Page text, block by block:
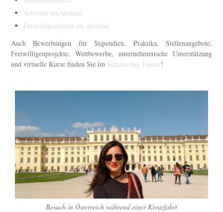
Arbeiten im Ausland
Freiwilligendienst im Ausland
Auch Bewerbungen für Stipendien, Praktika, Stellenangebote,
Freiwilligenprojekte, Wettbewerbe, unternehmerische Unterstützung
und virtuelle Kurse finden Sie im Scholarship Finder!
Besuch in Österreich während einer Kreuzfahrt